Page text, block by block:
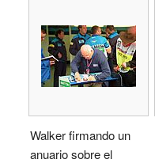
Walker firmando un
anuario sobre el